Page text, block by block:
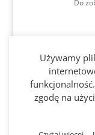
Do
Używamy
zgodę na